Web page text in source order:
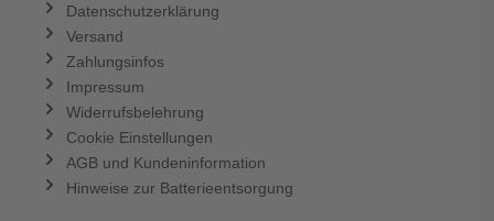
Datenschutzerklärung
Versand
Zahlungsinfos
Impressum
Widerrufsbelehrung
Cookie Einstellungen
AGB und Kundeninformation
Hinweise zur Batterieentsorgung